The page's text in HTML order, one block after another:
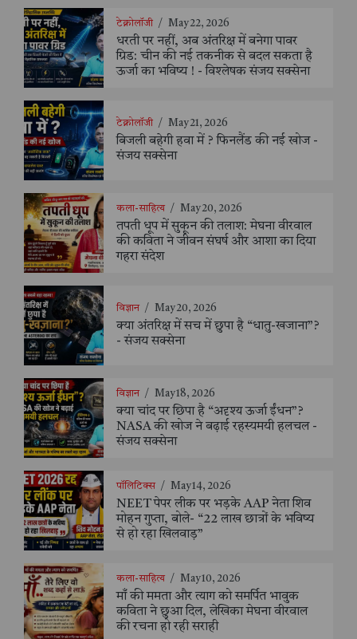
टेक्नोलॉजी / May 22, 2026
धरती पर नहीं, अब अंतरिक्ष में बनेगा पावर
ग्रिड: चीन की नई तकनीक से बदल सकता है
ऊर्जा का भविष्य ! - विश्लेषक संजय सक्सेना
टेक्नोलॉजी / May 21, 2026
बिजली बहेगी हवा में ? फिनलैंड की नई खोज -
संजय सक्सेना
कला-साहित्य / May 20, 2026
तपती धूप में सुकून की तलाश: मेघना वीरवाल
की कविता ने जीवन संघर्ष और आशा का दिया
गहरा संदेश
विज्ञान / May 20, 2026
क्या अंतरिक्ष में सच में छुपा है “धातु-खजाना”?
- संजय सक्सेना
विज्ञान / May 18, 2026
क्या चांद पर छिपा है “अदृश्य ऊर्जा ईंधन”?
NASA की खोज ने बढ़ाई रहस्यमयी हलचल -
संजय सक्सेना
पॉलिटिक्स / May 14, 2026
NEET पेपर लीक पर भड़के AAP नेता शिव
मोहन गुप्ता, बोले- “22 लाख छात्रों के भविष्य
से हो रहा खिलवाड़”
कला-साहित्य / May 10, 2026
माँ की ममता और त्याग को समर्पित भावुक
कविता ने छुआ दिल, लेखिका मेघना वीरवाल
की रचना हो रही सराही